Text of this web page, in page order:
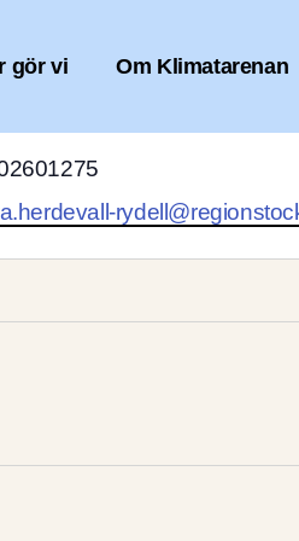
gör vi Om Klimatarenan